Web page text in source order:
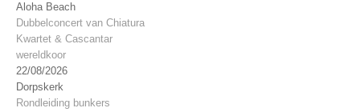
Aloha Beach
Dubbelconcert van Chiatura
Kwartet & Cascantar
wereldkoor
22/08/2026
Dorpskerk
Rondleiding bunkers